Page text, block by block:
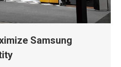
Samsung